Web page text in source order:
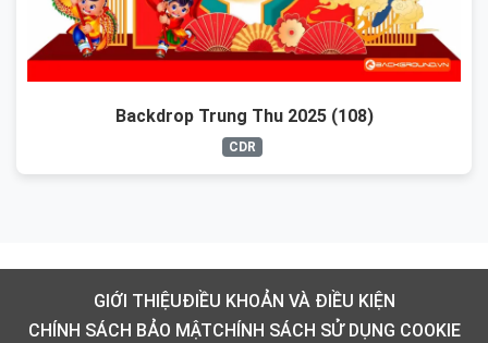
Backdrop Trung Thu 2025 (108)
CDR
GIỚI THIỆUĐIỀU KHOẢN VÀ ĐIỀU KIỆN
CHÍNH SÁCH BẢO MẬTCHÍNH SÁCH SỬ DỤNG COOKIE